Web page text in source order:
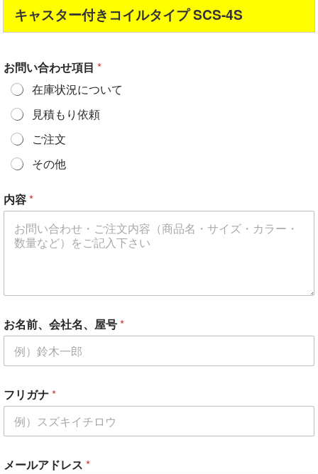
キャスター付きコイルタイプ SCS-4S
お問い合わせ項目 *
在庫状況について
見積もり依頼
ご注文
その他
*
郵
意
内容*
お名前、会社名、屋号*
フリガナ*
メールアドレス *